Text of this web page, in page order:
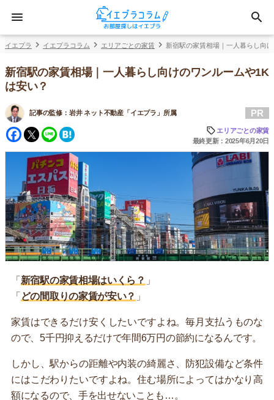
イエプラ イエプラコラム エリアごとの家賃 新宿駅の家賃相場｜一人暮らし向
新宿駅の家賃相場｜一人暮らし向けのワンルームや1K
は安い？
記事の監修： 岩井 ネット不動産「イエプラ」所属
Facebook
Twitter
Line
PR
エリアごとの家賃
最終更新：2025年6月20日
「 新宿駅の家賃相場はいくら？ 」
「 どの間取りの家賃が安い？ 」
家賃はできるだけ安くしたいですよね。毎月支払うものな
ので、5千円抑えるだけで年間6万円の節約になるんです。
しかし、駅からの距離や内装の綺麗さ、防犯設備など条件
にはこだわりたいですよね。住む場所によってはかなり高
額になるので、手を出せないことも…。